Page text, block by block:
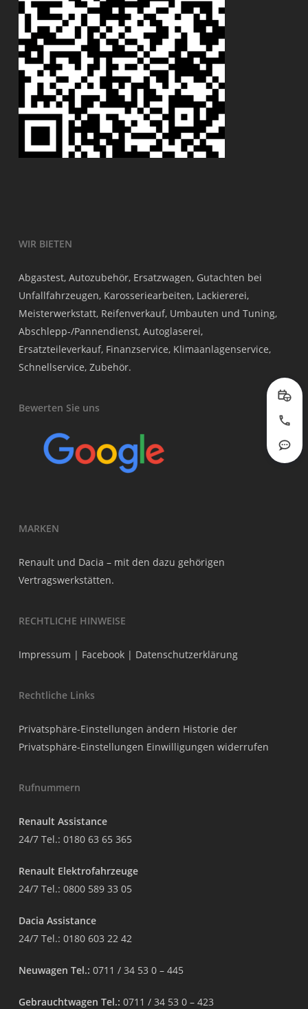
WIR BIETEN
Abgastest, Autozubehör, Ersatzwagen, Gutachten bei
Unfallfahrzeugen, Karosseriearbeiten, Lackiererei,
Meisterwerkstatt, Reifenverkauf, Umbauten und Tuning,
Abschlepp-/Pannendienst, Autoglaserei,
Ersatzteileverkauf, Finanzservice, Klimaanlagenservice,
Schnellservice, Zubehör.
Bewerten Sie uns
MARKEN
Renault und Dacia – mit den dazu gehörigen
Vertragswerkstätten.
RECHTLICHE HINWEISE
Impressum | Facebook| Datenschutzerklärung
Rechtliche Links
Privatsphäre-Einstellungen ändern Historie der
Privatsphäre-Einstellungen Einwilligungen widerrufen
Rufnummern
Renault Assistance
24/7 Tel.: 0180 63 65 365
Renault Elektrofahrzeuge
24/7 Tel.: 0800 589 33 05
Dacia Assistance
24/7 Tel.: 0180 603 22 42
Neuwagen Tel.: 0711 / 34 53 0 – 445
Gebrauchtwagen Tel.: 0711 / 34 53 0 – 423
Jetzt